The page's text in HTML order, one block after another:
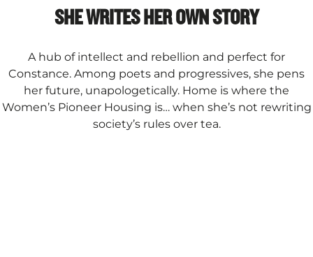
SHE WRITES HER OWN STORY
A hub of intellect and rebellion and perfect for
Constance. Among poets and progressives, she pens
her future, unapologetically. Home is where the
Women’s Pioneer Housing is… when she’s not rewriting
society’s rules over tea.​